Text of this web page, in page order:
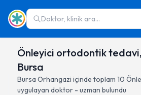
Doktor, klinik ara...
Önleyici ortodontik
Bursa
Bursa Orhangazi içinde toplam 10
uygulayan doktor - uzman bulundu